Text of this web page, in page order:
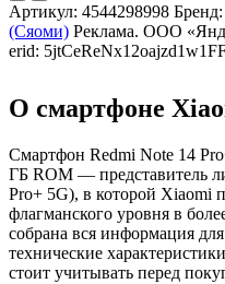
Артикул: 4544298998 Бренд:
(Сяоми) Реклама. ООО
erid:
О смартфоне
Смартфон Redmi Note 14
ГБ ROM — представитель
Pro+ 5G), в которой Xiaomi
флагманского уровня в
собрана вся информация
технические
стоит учитывать перед